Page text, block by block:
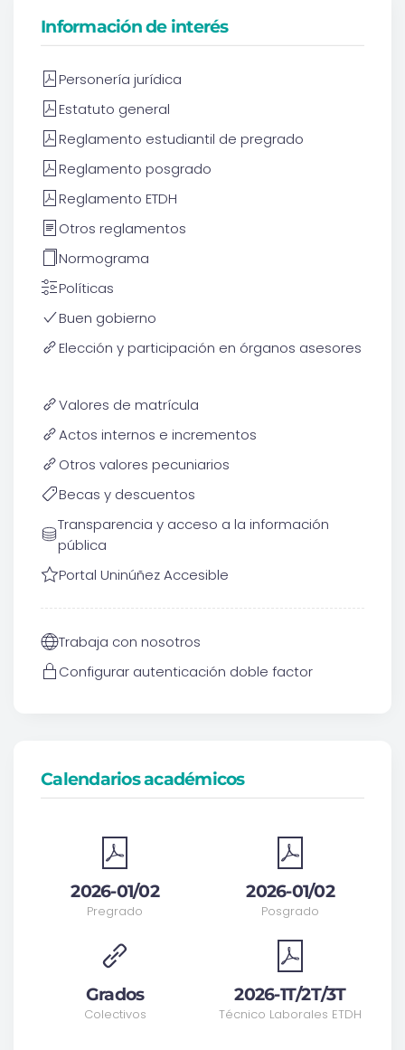
Información de interés
Personería jurídica
Estatuto general
Reglamento estudiantil de pregrado
Reglamento posgrado
Reglamento ETDH
Otros reglamentos
Normograma
Políticas
Buen gobierno
Elección y participación en órganos asesores
Valores de matrícula
Actos internos e incrementos
Otros valores pecuniarios
Becas y descuentos
Transparencia y acceso a la información
pública
Portal Uninúñez Accesible
Trabaja con nosotros
Configurar autenticación doble factor
Calendarios académicos
2026-01/02
Pregrado
Grados
Colectivos
2026-01/02
Posgrado
2026-1T/2T/3T
Técnico Laborales ETDH